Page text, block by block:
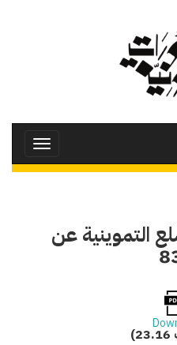
Toggle
التموينية عن